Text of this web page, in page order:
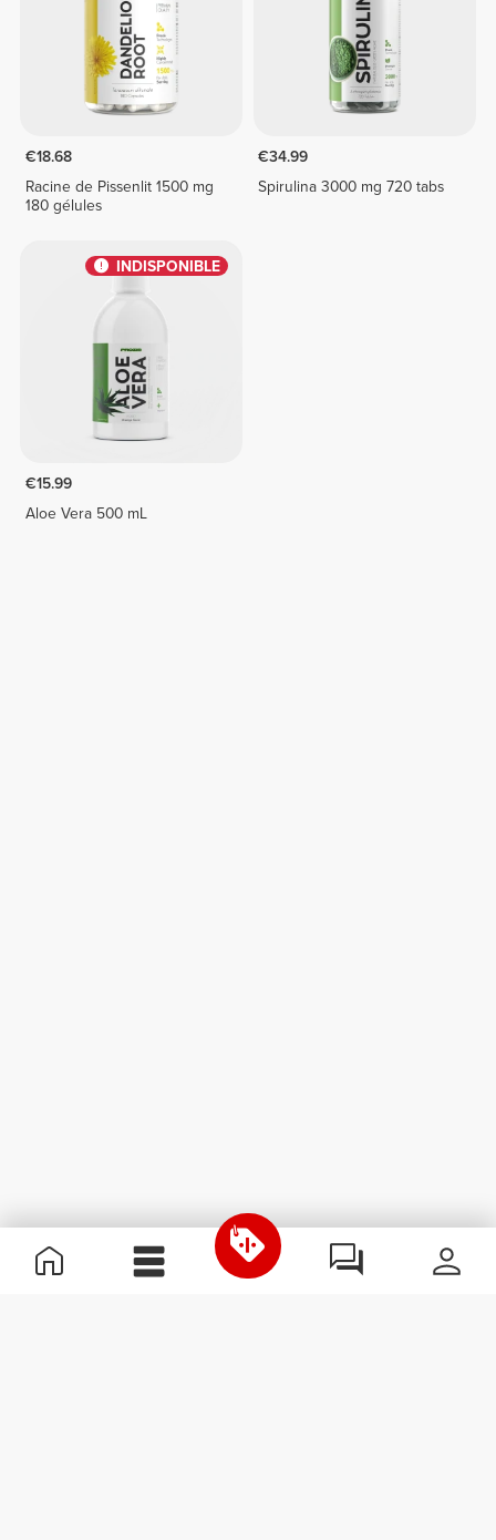
€18.68
Racine de Pissenlit 1500 mg
180 gélules
€34.99
Spirulina 3000 mg 720 tabs
INDISPONIBLE
€15.99
Aloe Vera 500 mL